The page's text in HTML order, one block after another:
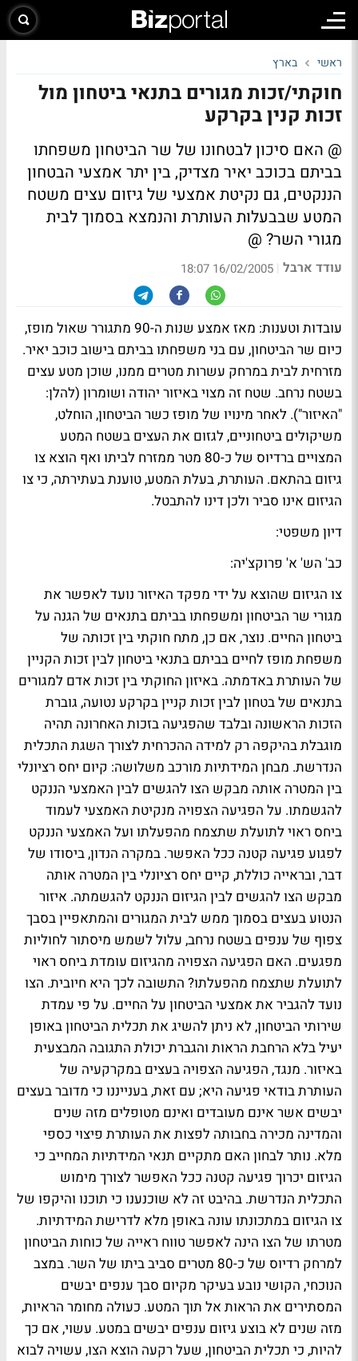
ראשי בארץ
חוקתי/זכות מגורים בתנאי ביטחון מול
זכות קנין בקרקע
@ האם סיכון לבטחונו של שר הביטחון משפחתו
בביתם בכוכב יאיר מצדיק, בין יתר אמצעי הבטחון
הננקטים, גם נקיטת אמצעי של גיזום עצים משטח
המטע שבבעלות העותרת והנמצא בסמוך לבית
מגורי השר? @
עודד ארבל |
16/02/2005 18:07
עובדות וטענות: מאז אמצע שנות ה-90 מתגורר שאול מופז,
כיום שר הביטחון, עם בני משפחתו בביתם בישוב כוכב יאיר.
מזרחית לבית במרחק עשרות מטרים ממנו, שוכן מטע עצים
בשטח נרחב. שטח זה מצוי באיזור יהודה ושומרון (להלן:
"האיזור"). לאחר מינויו של מופז כשר הביטחון, הוחלט,
משיקולים ביטחוניים, לגזום את העצים בשטח המטע
המצויים ברדיוס של כ-80 מטר ממזרח לביתו ואף הוצא צו
גיזום בהתאם. העותרת, בעלת המטע, טוענת בעתירתה, כי צו
הגיזום אינו סביר ולכן דינו להתבטל.
דיון משפטי:
כב' הש' א' פרוקצ'יה:
צו הגיזום שהוצא על ידי מפקד האיזור נועד לאפשר את
מגורי שר הביטחון ומשפחתו בביתם בתנאים של הגנה על
ביטחון החיים. נוצר, אם כן, מתח חוקתי בין זכותה של
משפחת מופז לחיים בביתם בתנאי ביטחון לבין זכות הקניין
של העותרת באדמתה. באיזון החוקתי בין זכות אדם למגורים
בתנאים של בטחון לבין זכות קניין בקרקע נטועה, גוברת
הזכות הראשונה ובלבד שהפגיעה בזכות האחרונה תהיה
מוגבלת בהיקפה רק למידה ההכרחית לצורך השגת התכלית
הנדרשת. מבחן המידתיות מורכב משלושה: קיום יחס רציונלי
בין המטרה אותה מבקש הצו להגשים לבין האמצעי הננקט
להגשמתו. על הפגיעה הצפויה מנקיטת האמצעי לעמוד
ביחס ראוי לתועלת שתצמח מהפעלתו ועל האמצעי הננקט
לפגוע פגיעה קטנה ככל האפשר. במקרה הנדון, ביסודו של
דבר, ובראייה כוללת, קיים יחס רציונלי בין המטרה אותה
מבקש הצו להגשים לבין הגיזום הננקט להגשמתה. איזור
הנטוע בעצים בסמוך ממש לבית המגורים והמתאפיין בסבך
צפוף של ענפים בשטח נרחב, עלול לשמש מיסתור לחוליות
מפגעים. האם הפגיעה הצפויה מהגיזום עומדת ביחס ראוי
לתועלת שתצמח מהפעלתו? התשובה לכך היא חיובית. הצו
נועד להגביר את אמצעי הביטחון על החיים. על פי עמדת
שירותי הביטחון, לא ניתן להשיג את תכלית הביטחון באופן
יעיל בלא הרחבת הראות והגברת יכולת התגובה המבצעית
באיזור. מנגד, הפגיעה הצפויה בעצים במקרקעיה של
העותרת בודאי פגיעה היא; עם זאת, בענייננו כי מדובר בעצים
יבשים אשר אינם מעובדים ואינם מטופלים מזה שנים
והמדינה מכירה בחבותה לפצות את העותרת פיצוי כספי
מלא. נותר לבחון האם מתקיים תנאי המידתיות המחייב כי
הגיזום יכרוך פגיעה קטנה ככל האפשר לצורך מימוש
התכלית הנדרשת. בהיבט זה לא שוכנענו כי תוכנו והיקפו של
צו הגיזום במתכונתו עונה באופן מלא לדרישת המידתיות.
מטרתו של הצו הינה לאפשר טווח ראייה של כוחות הביטחון
למרחק רדיוס של כ-80 מטרים סביב ביתו של השר. במצב
הנוכחי, הקושי נובע בעיקר מקיום סבך ענפים יבשים
המסתירים את הראות אל תוך המטע. כעולה מחומר הראיות,
מזה שנים לא בוצע גיזום ענפים יבשים במטע. עשוי, אם כך
להיות, כי תכלית הביטחון, שעל רקעה הוצא הצו, עשויה לבוא